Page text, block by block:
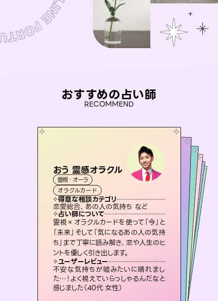
おすすめの占い師
RECOMMEND
おう 霊感オラクル
霊視・オーラ
オラクルカード
得意な相談カテゴリ
恋愛総合、あの人の気持ち など
占い師について
霊視×オラクルカードを使って「今」と
「未来」そして「気になるあの人の気持
ち」まで丁寧に読み解き、恋や人生のヒ
ントを優しく引き出します。
ユーザーレビュー
不安な気持ちが嘘みたいに晴れまし
た…！よく視えていらっしゃるんだなと
感じました（40代 女性）
アイリス -iris-
西洋占星術
ルーン
得意な相談カテゴリ
恋愛総合、片想い、二人の未来 など
占い師について
復縁、恋愛、不倫の行方、同性愛や片
思い、仕事関係や借金問題まで知りた
いことや心の負担になっていることを
紐解き、背中をそっと押して導きます。
ユーザーレビュー
安心感のあり、言い切ってくれる所や濁
さない鑑定のおかげで、毎回自分の気
持ちを整えられます（30代 男性）
彗望
霊視・オーラ
スピリチュアル・リーディング
得意な相談カテゴリ
片想い、あの人の気持ち、復縁 など
占い師について
3,700年以上の歴史を持つ東洋最古の
占術「易占」で詳細まで占い、幸せへ向
かう道筋を示します。厳しい結果にも具
体的な対策をお伝えします。
ユーザーレビュー
複雑な背景もしっかり聞いて鑑定して
いただけました。気持ちが楽になりまし
た（50代 女性）
とうげんみう
霊視・オーラ
スピリチュアル・リーディング
得意な相談カテゴリ
片想い、あの人の気持ち、復縁 など
占い師について
恋愛のお悩みの中でも特に「曖昧な関係」の相談を得意としており、友達以上恋人未満なお相手との今後や本音を丁寧に読み解き恋愛成就へと導きます。
ユーザーレビュー
鑑定していただいてアドバイス通りに行
動すると仲が復活してきました。ありが
とうございました（40代 女性）
未来視師＊花
スピリチュアル・リーディング
得意な相談カテゴリ
出逢い、片想い、復縁 など
占い師について
未来には何パターンもの選択肢があり
ます。不安で視えにくくなっているあな
たの素敵な未来を見つけ、その未来を
選択できるようアドバイスします。
ユーザーレビュー
職場の人の性質や人間関係、本心など
本当によく視えていてびっくり。対策が
打てて前向きになれます（40代）
霊視・オーラ タロット
スピリチュアル・リーディング
得意な相談カテゴリ
片想い、二人の未来、年の差 など
占い師について
連絡再開、復縁、成就などの報告実績
多数。セラピストとして2万超の施術経
験があるからこそできる鑑定で、より良
い未来をサポートします。
ユーザーレビュー
とても心温まる鑑定でした。しかもこち
らは何も言っていないのに視えていらっ
しゃるんだなと驚きです（30代女性）